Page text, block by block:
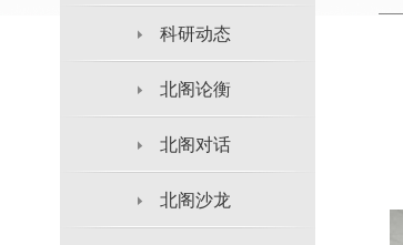
科研动态
北阁论衡
北阁对话
北阁沙龙